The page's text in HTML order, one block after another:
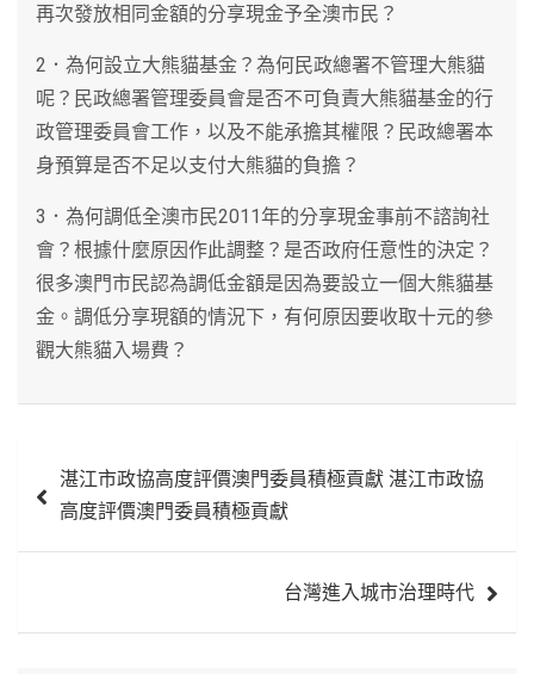
再次發放相同金額的分享現金予全澳市民？
2．為何設立大熊貓基金？為何民政總署不管理大熊貓
呢？民政總署管理委員會是否不可負責大熊貓基金的行
政管理委員會工作，以及不能承擔其權限？民政總署本
身預算是否不足以支付大熊貓的負擔？
3．為何調低全澳市民2011年的分享現金事前不諮詢社
會？根據什麼原因作此調整？是否政府任意性的決定？
很多澳門市民認為調低金額是因為要設立一個大熊貓基
金。調低分享現額的情況下，有何原因要收取十元的參
觀大熊貓入場費？
章
湛江市政協高度評價澳門委員積極貢獻 湛江市政協
高度評價澳門委員積極貢獻
台灣進入城市治理時代